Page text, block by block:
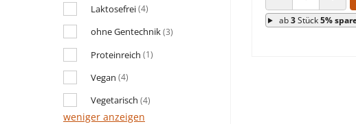
Laktosefrei(4)
ohne Gentechnik(3)
Proteinreich (1)
Vegan (4)
Vegetarisch (4)
weniger anzeigen
ANZAHL
ab3Stück5%